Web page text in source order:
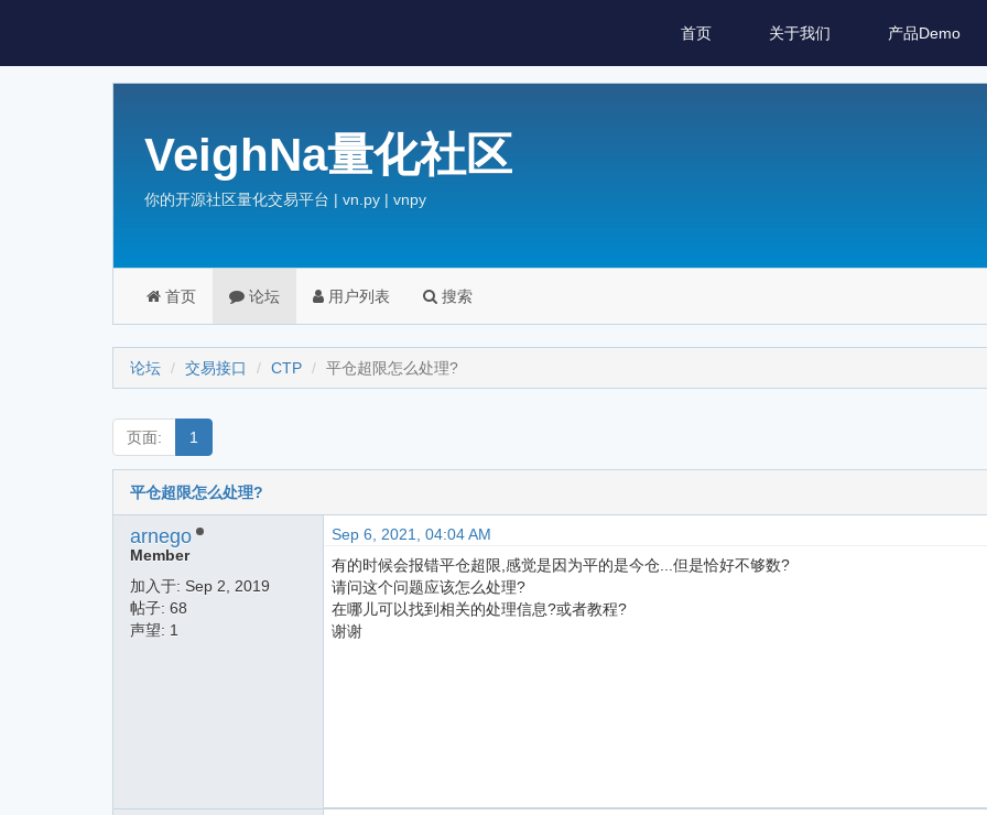
首页 关于我们 产品Demo
VeighNa量化社区
你的开源社区量化交易平台 | vn.py | vnpy
首页 论坛 用户列表 搜索
论坛 交易接口 CTP 平仓超限怎么处理?
页面: 1
平仓超限怎么处理?
arnego
Member
加入于: Sep 2, 2019
帖子: 68
声望: 1
Sep 6, 2021, 04:04 AM
有的时候会报错平仓超限,感觉是因为平的是今仓...但是恰好不够数?
请问这个问题应该怎么处理?
在哪儿可以找到相关的处理信息?或者教程?
谢谢